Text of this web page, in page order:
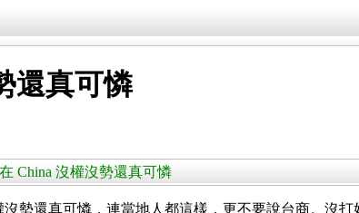
還真可憐
China 沒權沒勢還真可憐
沒勢還真可憐，連當地人都這樣，更不要說台商。沒打